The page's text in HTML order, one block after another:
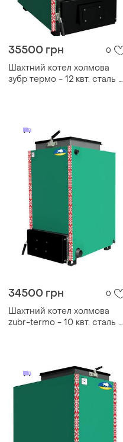
35500 грн 0
Шахтний котел холмова
зубр термо - 12 квт. сталь 5
34500 грн 0
Шахтний котел холмова
zubr-termo - 10 квт. сталь 5